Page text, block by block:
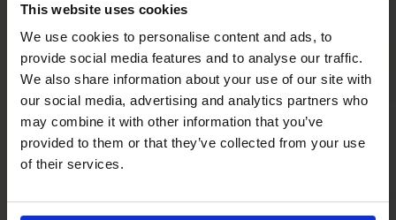
This website uses cookies
We use cookies to personalise content and ads, to
provide social media features and to analyse our traffic.
We also share information about your use of our site with
our social media, advertising and analytics partners who
may combine it with other information that you’ve
provided to them or that they’ve collected from your use
of their services.
Quelle est l’importance de la planification
financière pour les entreprises en phase
de croissance?
En quoi le soutien du CFO fractionnaire
pour la croissance diffère-t-il des